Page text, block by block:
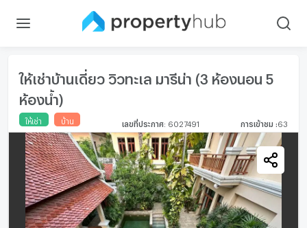
ให้เช่าบ้านเดี่ยว วิวทะเล มารีน่า (3 ห้องนอน 5
ห้องน้ำ)
ให้เช่า บ้าน เลขที่ประกาศ: 6027491 การเข้าชม 63